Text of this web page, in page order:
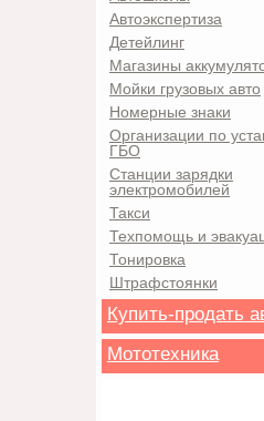
Автоэкспертиза
Детейлинг
Магазины
Мойки грузовых авто
Номерные знаки
Организации по
ГБО
Станции зарядки
электромобилей
Такси
Техпомощь и
Тонировка
Штрафстоянки
Мототехника